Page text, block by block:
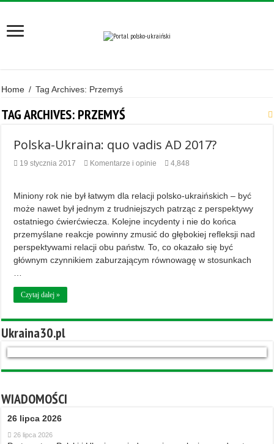
Home / Tag Archives: Przemyś
TAG ARCHIVES: PRZEMYŚ
Polska-Ukraina: quo vadis AD 2017?
19 stycznia 2017 Komentarze i opinie 4,848
Miniony rok nie był łatwym dla relacji polsko-ukraińskich – być
może nawet był jednym z trudniejszych patrząc z perspektywy
ostatniego ćwierćwiecza. Kolejne incydenty i nie do końca
przemyślane reakcje powinny zmusić do głębokiej refleksji nad
perspektywami relacji obu państw. To, co okazało się być
głównym czynnikiem zaburzającym równowagę w stosunkach
…
Czytaj dalej »
Ukraina30.pl
WIADOMOŚCI
26 lipca 2026
26 lipca 2026